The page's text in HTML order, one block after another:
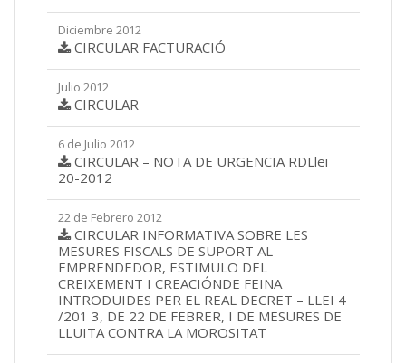
Diciembre 2012
CIRCULAR FACTURACIÓ
Julio 2012
CIRCULAR
6 de Julio 2012
CIRCULAR – NOTA DE URGENCIA RDLlei
20-2012
22 de Febrero 2012
CIRCULAR INFORMATIVA SOBRE LES
MESURES FISCALS DE SUPORT AL
EMPRENDEDOR, ESTIMULO DEL
CREIXEMENT I CREACIÓNDE FEINA
INTRODUIDES PER EL REAL DECRET – LLEI 4
/201 3, DE 22 DE FEBRER, I DE MESURES DE
LLUITA CONTRA LA MOROSITAT